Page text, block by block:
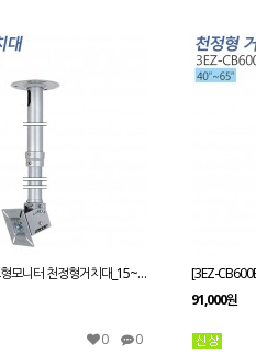
[4LC-D-실버]소형모니터 천정형거치대_15~27인치/봉높이 1250~1700mm
0 0
91,000원